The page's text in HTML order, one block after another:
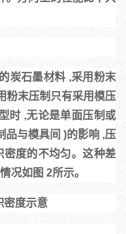
炭石墨材料 ,采用粉末
粉末压制只有采用模压
时 ,无论是单面压制或
品与模具间 )的影响 ,压
密度的不均匀。这种差
况如图 2所示。
密度示意